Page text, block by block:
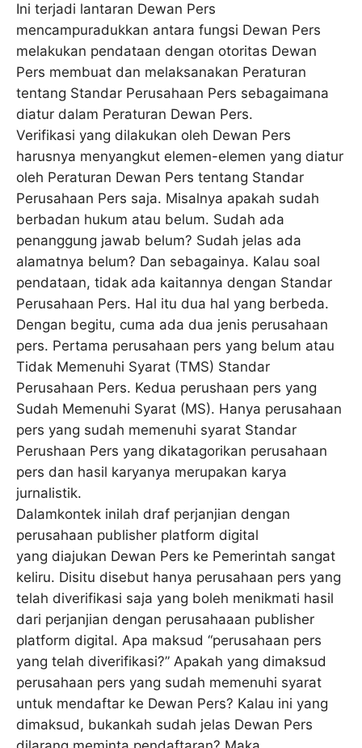
Ini terjadi lantaran Dewan Pers
mencampuradukkan antara fungsi Dewan Pers
melakukan pendataan dengan otoritas Dewan
Pers membuat dan melaksanakan Peraturan
tentang Standar Perusahaan Pers sebagaimana
diatur dalam Peraturan Dewan Pers.
Verifikasi yang dilakukan oleh Dewan Pers
harusnya menyangkut elemen-elemen yang diatur
oleh Peraturan Dewan Pers tentang Standar
Perusahaan Pers saja. Misalnya apakah sudah
berbadan hukum atau belum. Sudah ada
penanggung jawab belum? Sudah jelas ada
alamatnya belum? Dan sebagainya. Kalau soal
pendataan, tidak ada kaitannya dengan Standar
Perusahaan Pers. Hal itu dua hal yang berbeda.
Dengan begitu, cuma ada dua jenis perusahaan
pers. Pertama perusahaan pers yang belum atau
Tidak Memenuhi Syarat (TMS) Standar
Perusahaan Pers. Kedua perushaan pers yang
Sudah Memenuhi Syarat (MS). Hanya perusahaan
pers yang sudah memenuhi syarat Standar
Perushaan Pers yang dikatagorikan perusahaan
pers dan hasil karyanya merupakan karya
jurnalistik.
Dalamkontek inilah draf perjanjian dengan
perusahaan publisher platform digital
yang diajukan Dewan Pers ke Pemerintah sangat
keliru. Disitu disebut hanya perusahaan pers yang
telah diverifikasi saja yang boleh menikmati hasil
dari perjanjian dengan perusahaaan publisher
platform digital. Apa maksud “perusahaan pers
yang telah diverifikasi?” Apakah yang dimaksud
perusahaan pers yang sudah memenuhi syarat
untuk mendaftar ke Dewan Pers? Kalau ini yang
dimaksud, bukankah sudah jelas Dewan Pers